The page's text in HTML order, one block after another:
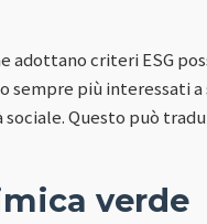
adottano criteri ESG
più interessati
Questo può
verde